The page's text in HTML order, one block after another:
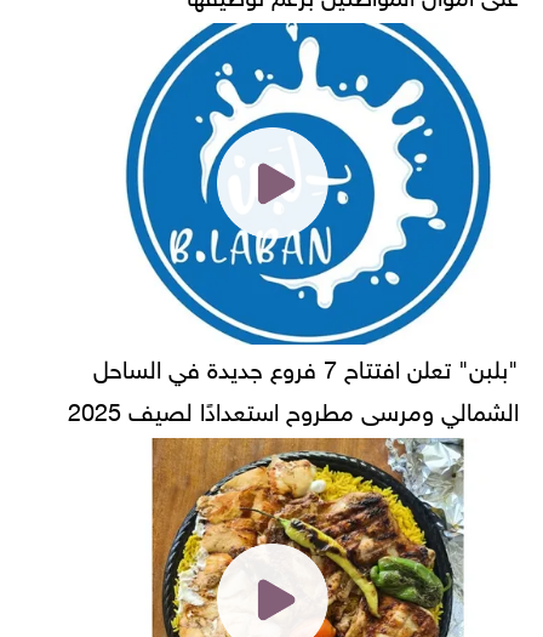
"بلبن" تعلن افتتاح 7 فروع جديدة في الساحل
الشمالي ومرسى مطروح استعدادًا لصيف 2025